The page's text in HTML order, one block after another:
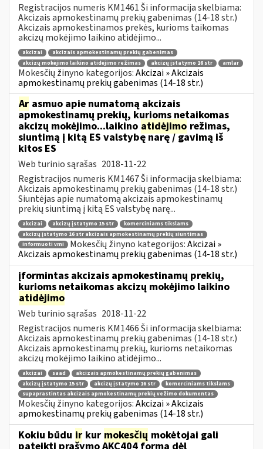
Registracijos numeris KM1461 Ši informacija skelbiama:
Akcizais apmokestinamų prekių gabenimas (14-18 str.)
Akcizais apmokestinamos prekės, kurioms taikomas
akcizų mokėjimo laikino atidėjimo...
akcizai
akcizais apmokestinamų prekių gabenimas
akcizų mokėjimo laikino atidėjimo režimas
akcizų įstatymo 16 str amlar
Mokesčių žinyno kategorijos:Akcizai » Akcizais
apmokestinamų prekių gabenimas (14-18 str.)
Ar asmuo apie numatomą akcizais
apmokestinamų prekių, kurioms netaikomas
akcizų mokėjimo...laikino atidėjimo režimas,
siuntimą į kitą ES valstybę narę / gavimą iš
kitos ES
Web turinio sąrašas 2018-11-22
Registracijos numeris KM1467 Ši informacija skelbiama:
Akcizais apmokestinamų prekių gabenimas (14-18 str.)
Siuntėjas apie numatomą akcizais apmokestinamų
prekių siuntimą į kitą ES valstybę narę...
akcizai akcizų įstatymo 15 str
komerciniams tikslams
akcizų įstatymo 16 str akcizais apmokestinamų prekių siuntimas
informuoti vmi
Mokesčių žinyno kategorijos:Akcizai »
Akcizais apmokestinamų prekių gabenimas (14-18 str.)
įformintas akcizais apmokestinamų prekių,
kurioms netaikomas akcizų mokėjimo laikino
atidėjimo
Web turinio sąrašas 2018-11-22
Registracijos numeris KM1466 Ši informacija skelbiama:
Akcizais apmokestinamų prekių gabenimas (14-18 str.)
Akcizais apmokestinamų prekių, kurioms netaikomas
akcizų mokėjimo laikino atidėjimo...
akcizai saad
akcizais apmokestinamų prekių gabenimas
akcizų įstatymo 15 str
akcizų įstatymo 16 str
komerciniams tikslams
supaprastintas akcizais apmokestinamų prekių vežimo dokumentas
Mokesčių žinyno kategorijos:Akcizai » Akcizais
apmokestinamų prekių gabenimas (14-18 str.)
Kokiu būdu ir kur mokesčių mokėtojai gali
pateikti prašymo AKC404 formą dėl